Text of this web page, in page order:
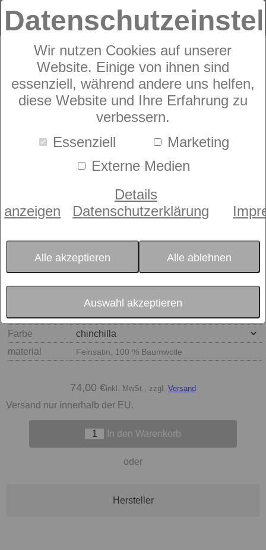
Wir nutzen Cookies auf unserer
Website. Einige von ihnen sind
essenziell, während andere uns helfen,
diese Website und Ihre Erfahrung zu
verbessern.
Essenziell
Marketing
Externe Medien
Details
anzeigen
Datenschutzerklärung
Alle akzeptieren Alle ablehnen
Auswahl akzeptieren
GRASER Hirsch
Satin
Größe
Farbe
material
Feinsatin, 100 % Baumwolle
74,00 €inkl. MwSt., zzgl. Versand
Versand nur innerhalb der EU.
In den Warenkorb
oder
Hersteller